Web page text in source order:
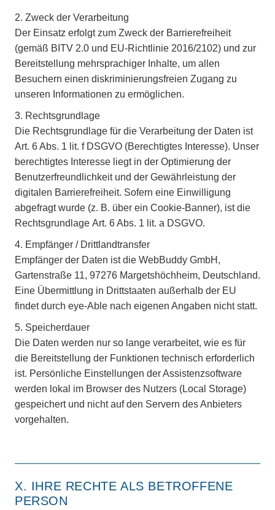
2. Zweck der Verarbeitung
Der Einsatz erfolgt zum Zweck der Barrierefreiheit
(gemäß BITV 2.0 und EU-Richtlinie 2016/2102) und zur
Bereitstellung mehrsprachiger Inhalte, um allen
Besuchern einen diskriminierungsfreien Zugang zu
unseren Informationen zu ermöglichen.
3. Rechtsgrundlage
Die Rechtsgrundlage für die Verarbeitung der Daten ist
Art. 6 Abs. 1 lit. f DSGVO (Berechtigtes Interesse). Unser
berechtigtes Interesse liegt in der Optimierung der
Benutzerfreundlichkeit und der Gewährleistung der
digitalen Barrierefreiheit. Sofern eine Einwilligung
abgefragt wurde (z. B. über ein Cookie-Banner), ist die
Rechtsgrundlage Art. 6 Abs. 1 lit. a DSGVO.
4. Empfänger / Drittlandtransfer
Empfänger der Daten ist die WebBuddy GmbH,
Gartenstraße 11, 97276 Margetshöchheim, Deutschland.
Eine Übermittlung in Drittstaaten außerhalb der EU
findet durch eye-Able nach eigenen Angaben nicht statt.
5. Speicherdauer
Die Daten werden nur so lange verarbeitet, wie es für
die Bereitstellung der Funktionen technisch erforderlich
ist. Persönliche Einstellungen der Assistenzsoftware
werden lokal im Browser des Nutzers (Local Storage)
gespeichert und nicht auf den Servern des Anbieters
vorgehalten.
X. IHRE RECHTE ALS BETROFFENE
PERSON